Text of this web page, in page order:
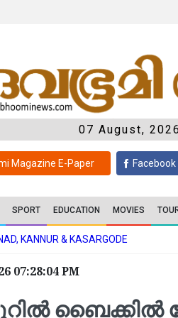
07 August,
Magazine E-Paper
SPORT EDUCATION MOVIES
KANNUR & KASARGODE
07:28:04 PM
ബൈ​ക്കി​ൽ